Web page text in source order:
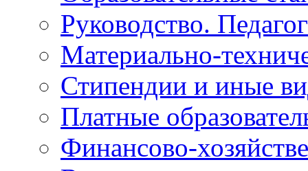
Руководство.
Материально-
Стипендии и иные
Платные
Финансово-